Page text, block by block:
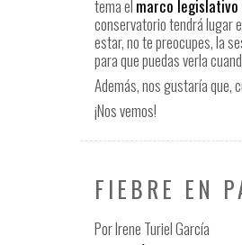
tema el marco
conservatorio tendrá lugar
estar, no te preocupes, la
para que puedas verla
Además, nos gustaría que,
¡Nos vemos!
FIEBRE EN
Por Irene Turiel García